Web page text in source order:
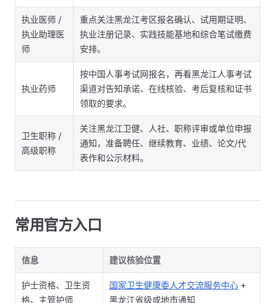
执业医师 /
执业助理医
师
重点关注黑龙江考区报名确认、试用期证明、
执业注册记录、实践技能基地和综合笔试缴费
安排。
执业药师
按中国人事考试网报名，再看黑龙江人事考试
渠道对告知承诺、在线核验、考后复核和证书
领取的要求。
卫生职称 /
高级职称
关注黑龙江卫健、人社、职称评审或单位申报
通知，准备聘任、继续教育、业绩、论文/代
表作和公示材料。
常用官方入口
信息 建议核验位置
护士资格、卫生资
格、主管护师
国家卫生健康委人才交流服务中心 +
黑龙江省级或地市通知